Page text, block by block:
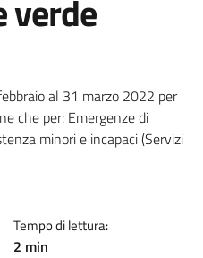
verde
al 31 marzo 2022 per
che per: Emergenze di
minori e incapaci (Servizi
Tempo di lettura:
2 min